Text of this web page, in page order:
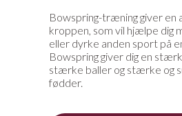
Bowspring-træning giver en
kroppen, som vil hjælpe dig
eller dyrke anden sport på
Bowspring giver dig en
stærke baller og stærke og
fødder.